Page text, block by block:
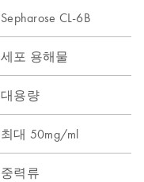
Sepharose CL-6B
세포 용해물
대용량
최대 50mg/ml
중력류